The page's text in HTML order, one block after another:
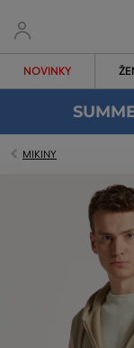
NOVINKY
MIKINY